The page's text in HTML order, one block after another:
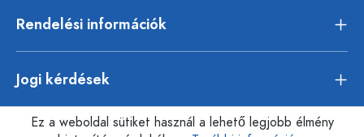
Rendelési információk
Jogi kérdések
Ez a weboldal sütiket használ a lehető legjobb élmény